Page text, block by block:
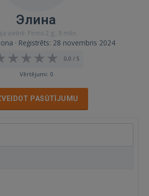
Элина
vietnē: Pirms 2 g., 8 mēn.
· Reģistrēts: 28 novembris 2024
0,0 / 5
Vērtējumi: 0
PASŪTĪJUMU